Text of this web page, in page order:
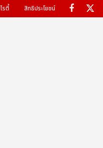
รตี้ สิทธิประโยชน์